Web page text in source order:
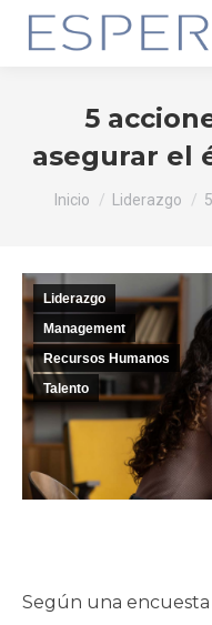
5
asegurar el
Estás aquí:
Inicio Liderazgo
Liderazgo
Management
Recursos Humanos
Talento
Según una encuesta